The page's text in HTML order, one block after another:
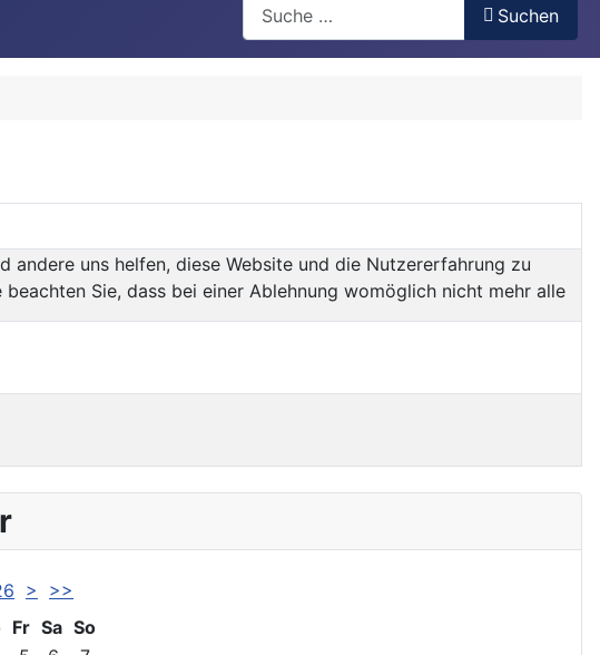
Suchen
>
>>
Fr Sa So
andere uns helfen, diese Website und die Nutzererfahrung zu
Sie, dass bei einer Ablehnung womöglich nicht mehr alle